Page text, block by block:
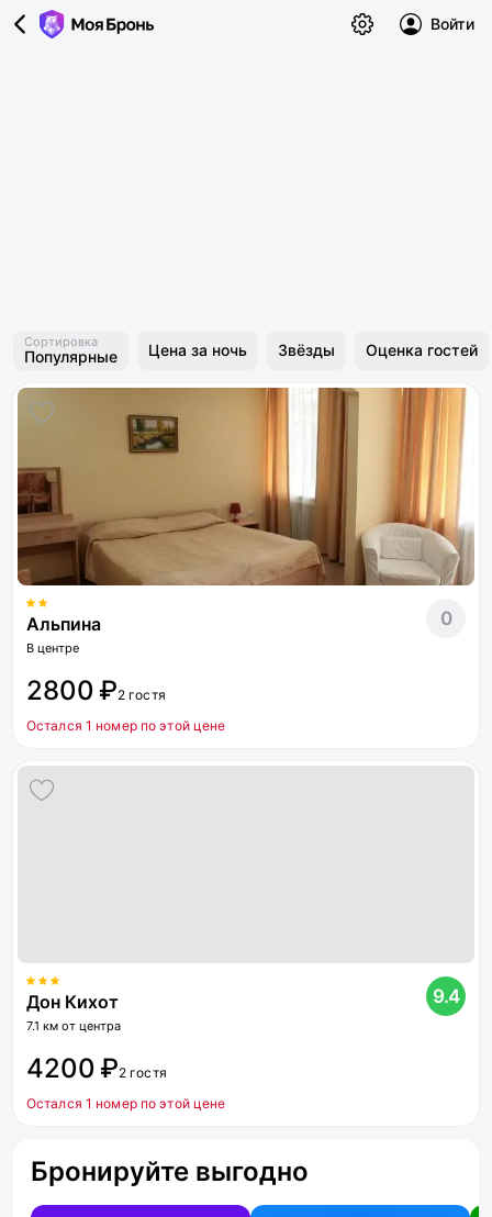
Войти
Сортировка
Популярные Цена за ночь Звёзды Оценка гостей
Альпина
В центре
0
2800 ₽2 гостя
Остался 1 номер по этой цене
Дон Кихот
7.1 км от центра
9.4
4200 ₽2 гостя
Остался 1 номер по этой цене
Бронируйте выгодно